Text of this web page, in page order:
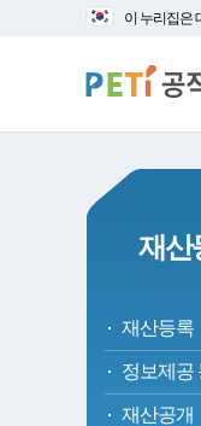
이 누리집은
재산
재산등록
정보제공
재산공개